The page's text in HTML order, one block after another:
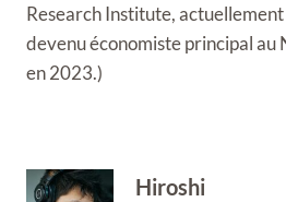
Research Institute,
devenu économiste principal au
en 2023.)
Hiroshi